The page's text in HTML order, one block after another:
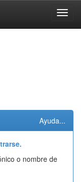
Ayuda...
o nombre de